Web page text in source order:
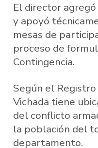
El director
y apoyó
mesas de
proceso de
Contingencia.
Según el
Vichada tiene
del conflicto
la población del
departamento.